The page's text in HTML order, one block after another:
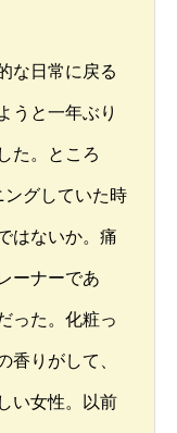
な日常に戻る
うと一年ぶり
た。ところ
ングしていた時
はないか。痛
ーナーであ
った。化粧っ
香りがして、
い女性。以前